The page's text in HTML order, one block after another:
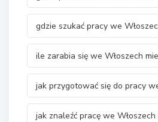
gdzie szukać pracy we
ile zarabia się we Włoszech
jak przygotować się do pracy
jak znaleźć pracę we